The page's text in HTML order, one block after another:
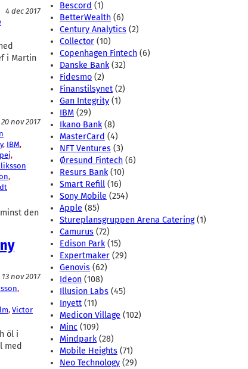
4 dec 2017
i Martin
20 nov 2017
, IBM
pej
den
13 nov 2017
, Victor
öl i
med
Bescord (1)
BetterWealth (6)
Century Analytics (2)
Collector (10)
Copenhagen Fintech (6)
Danske Bank(32)
Fidesmo (2)
Finanstilsynet (2)
Gan Integrity (1)
IBM (29)
Ikano Bank(8)
MasterCard (4)
NFT Ventures (3)
Øresund Fintech (6)
Resurs Bank(10)
Smart Refill (16)
Sony Mobile (254)
Apple (85)
Stureplansgruppen Arena Catering(1)
Camurus (72)
Edison Park(15)
Expertmaker (29)
Genovis (62)
Ideon (108)
Illusion Labs (45)
Inyett (11)
Medicon Village (102)
Minc (109)
Mindpark(28)
Mobile Heights (71)
Neo Technology (29)